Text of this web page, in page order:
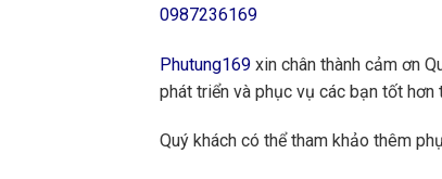
0987236169
Phutung169 xin chân thành cảm ơn
phát triển và phục vụ các bạn tốt hơn
Quý khách có thể tham khảo thêm